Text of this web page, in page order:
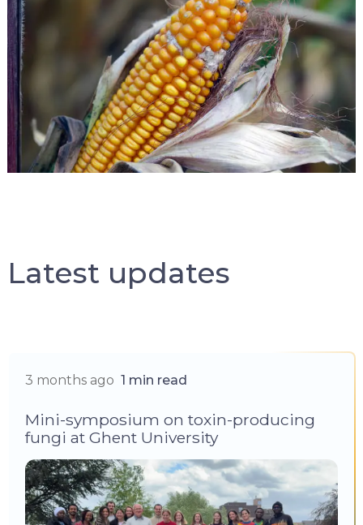
Latest updates
3 months ago 1 min read
Mini-symposium on toxin-producing
fungi at Ghent University